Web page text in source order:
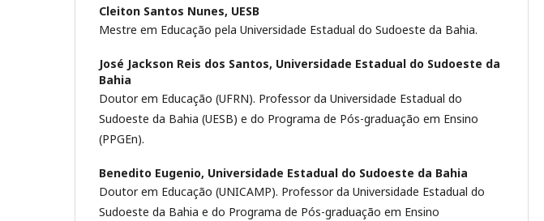
Cleiton Santos Nunes, UESB
Mestre em Educação pela Universidade Estadual do Sudoeste da Bahia.
José Jackson Reis dos Santos, Universidade Estadual do Sudoeste da
Bahia
Doutor em Educação (UFRN). Professor da Universidade Estadual do
Sudoeste da Bahia (UESB) e do Programa de Pós-graduação em Ensino
(PPGEn).
Benedito Eugenio, Universidade Estadual do Sudoeste da Bahia
Doutor em Educação (UNICAMP). Professor da Universidade Estadual do
Sudoeste da Bahia e do Programa de Pós-graduação em Ensino